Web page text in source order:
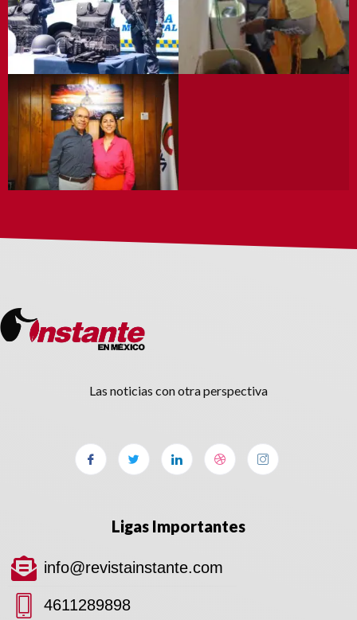
Las noticias con otra perspectiva
Ligas Importantes
info@revistainstante.com
4611289898